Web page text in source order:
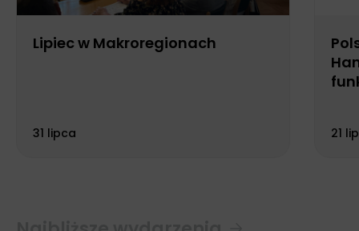
Lipiec w Makroregionach
31 lipca 21